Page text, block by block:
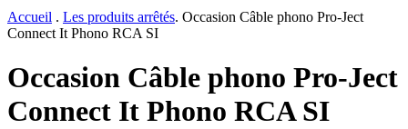
Accueil . Les produits arrêtés. Occasion Câble phono Pro-Ject
Connect It Phono RCA SI
Occasion Câble phono Pro-Ject
Connect It Phono RCA SI